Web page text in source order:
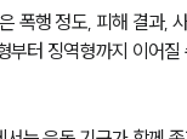
폭행 정도, 피해 결과,
부터 징역형까지 이어질